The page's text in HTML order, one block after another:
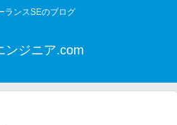
ランスSEのブログ
ンジニア.com